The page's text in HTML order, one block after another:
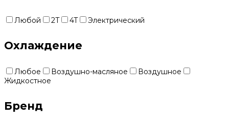
Любой 2T 4T Электрический
Охлаждение
Любое Воздушно-масляное
Воздушное
Жидкостное
Бренд